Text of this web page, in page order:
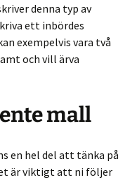
denna typ av
ett inbördes
exempelvis vara två
och vill ärva
mall
en hel del att tänka på
är viktigt att ni följer